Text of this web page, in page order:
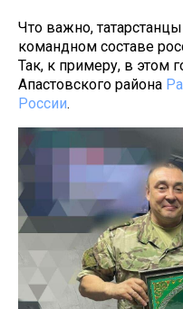
Что важно,
командном составе
Так, к примеру, в этом
Апастовского района
России.